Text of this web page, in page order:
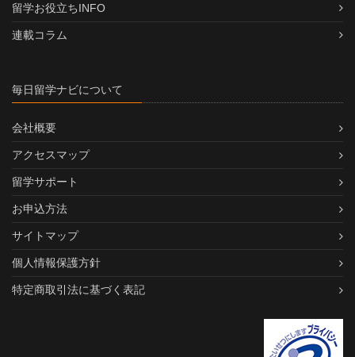
留学お役立ちINFO
連載コラム
毎日留学ナビについて
会社概要
アクセスマップ
留学サポート
お申込方法
サイトマップ
個人情報保護方針
特定商取引法に基づく表記